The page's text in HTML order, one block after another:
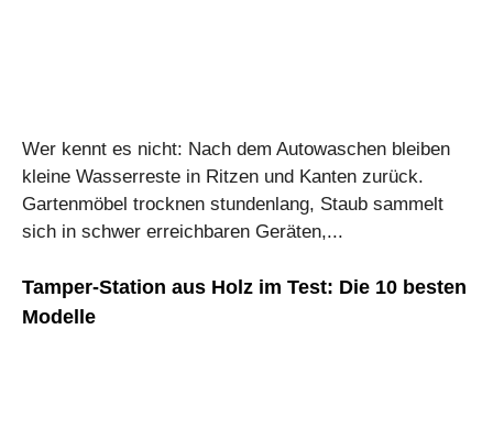
Wer kennt es nicht: Nach dem Autowaschen bleiben
kleine Wasserreste in Ritzen und Kanten zurück.
Gartenmöbel trocknen stundenlang, Staub sammelt
sich in schwer erreichbaren Geräten,...
Tamper-Station aus Holz im Test: Die 10 besten
Modelle